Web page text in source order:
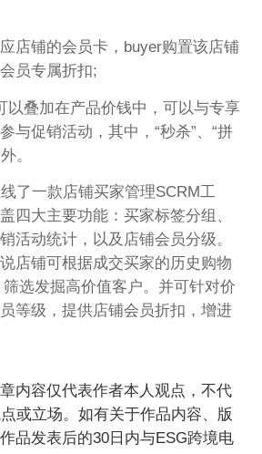
店铺的会员卡，buyer购置该店铺
员专属折扣;
以叠加在产品价钱中，可以与专享
与促销活动，其中，“秒杀”、“拼
。
了一款店铺买家管理SCRM工
四大主要功能：买家标签分组、
活动统计，以及店铺会员分级。
店铺可根据成交买家的历史购物
选发掘高价值客户。并可针对价
等级，提供店铺会员折扣，增进
内容仅代表作者本人观点，不代
或立场。如有关于作品内容、版
品发表后的30日内与ESG跨境电